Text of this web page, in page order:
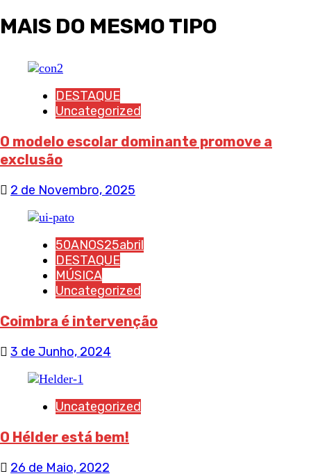
MAIS DO MESMO TIPO
DESTAQUE
Uncategorized
O modelo escolar dominante promove a
exclusão
2 de Novembro, 2025
50ANOS25abril
DESTAQUE
MÚSICA
Uncategorized
Coimbra é intervenção
3 de Junho, 2024
Uncategorized
O Hélder está bem!
26 de Maio, 2022